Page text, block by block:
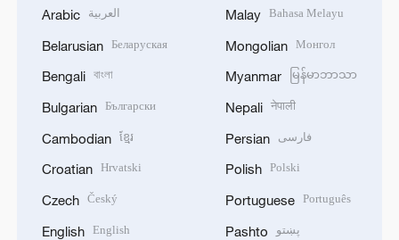
Arabic العربية
Belarusian Беларуская
Bengali বাংলা
Bulgarian Български
Cambodian ខ្មែរ
Croatian Hrvatski
Czech Český
English English
Malay Bahasa Melayu
Mongolian Монгол
Myanmar မြန်မာဘာသာ
Nepali नेपाली
Persian فارسی
Polish Polski
Portuguese Português
Pashto پښتو